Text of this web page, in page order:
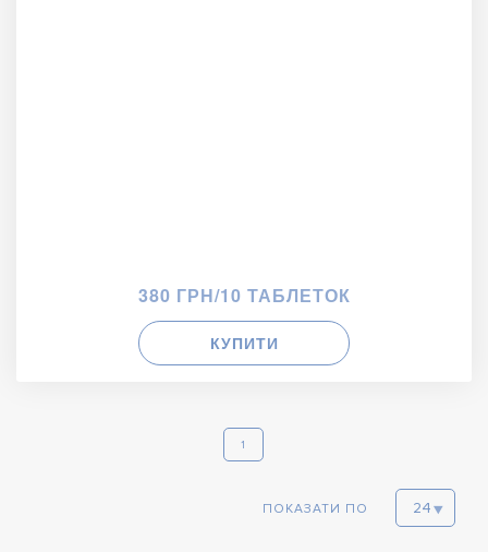
380 ГРН/10 ТАБЛЕТОК
КУПИТИ
1
ПОКАЗАТИ ПО